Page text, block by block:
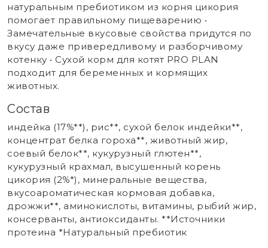
натуральным пребиотиком из корня цикория
помогает правильному пищеварению •
Замечательные вкусовые свойства придутся по
вкусу даже привередливому и разборчивому
котенку • Сухой корм для котят PRO PLAN
подходит для беременных и кормящих
животных.
Состав
индейка (17%**), рис**, сухой белок индейки**,
концентрат белка гороха**, животный жир,
соевый белок**, кукурузный глютен**,
кукурузный крахмал, высушенный корень
цикория (2%*), минеральные вещества,
вкусоароматическая кормовая добавка,
дрожжи**, аминокислоты, витамины, рыбий жир,
консерванты, антиоксиданты. **Источники
протеина *Натуральный пребиотик